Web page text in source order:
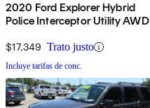
2020 Ford Explorer Hybrid
Police Interceptor Utility AWD
$17,349 Trato justo
Incluye tarifas de conc.